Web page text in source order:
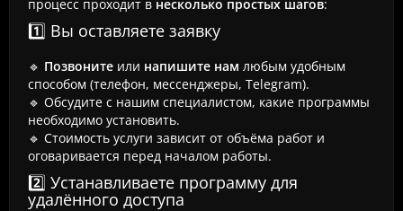
процесс проходит в несколько простых шагов:
1️⃣ Вы оставляете заявку
🔹 Позвоните или напишите нам любым удобным
способом (телефон, мессенджеры, Telegram).
🔹 Обсудите с нашим специалистом, какие программы
необходимо установить.
🔹 Стоимость услуги зависит от объёма работ и
оговаривается перед началом работы.
2️⃣ Устанавливаете программу для
удалённого доступа